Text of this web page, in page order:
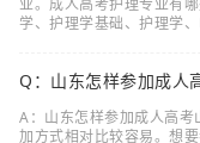
业。成人高考护理专业有
学、护理学基础、护理学
Q：山东怎样参加成人
A：山东怎样参加成人高
加方式相对比较容易。想